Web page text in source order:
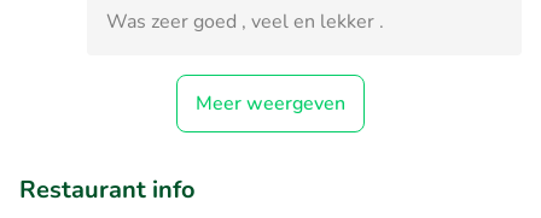
Was zeer goed , veel en lekker .
Meer weergeven
Restaurant info